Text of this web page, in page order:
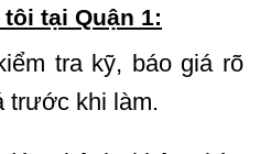
tại Quận 1:
tra kỹ, báo giá rõ
trước khi làm.